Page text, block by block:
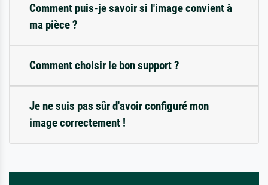
Comment puis-je savoir si l'image convient à
ma pièce ?
Comment choisir le bon support ?
Je ne suis pas sûr d'avoir configuré mon
image correctement !